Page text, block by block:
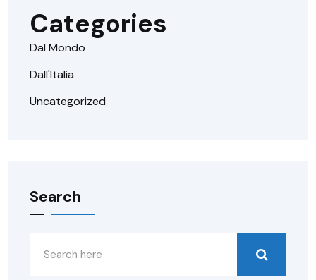
Categories
Dal Mondo
Dall'Italia
Uncategorized
Search